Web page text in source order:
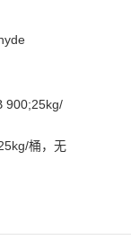
900;25kg/
桶，无